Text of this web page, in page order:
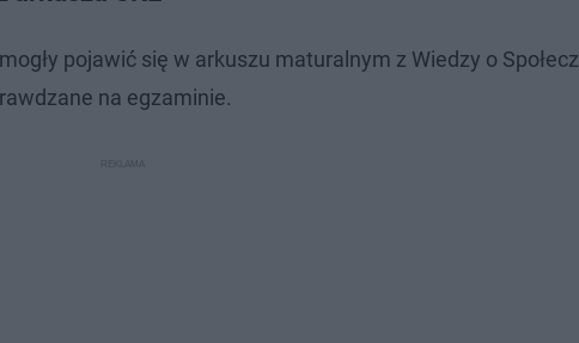
pojawić się w arkuszu maturalnym z Wiedzy o
na egzaminie.